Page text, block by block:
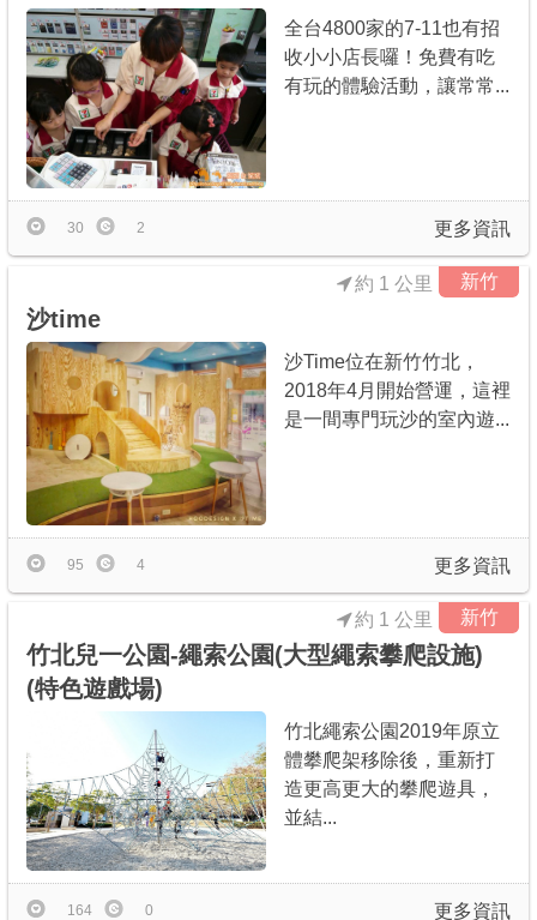
全台4800家的7-11也有招
收小小店長囉！免費有吃
有玩的體驗活動，讓常常...
更多資訊
30 2
新竹
沙time
約 1 公里
沙Time位在新竹竹北，
2018年4月開始營運，這裡
是一間專門玩沙的室內遊...
更多資訊
95 4
新竹
竹北兒一公園-繩索公園(大型繩索攀爬設施)
(特色遊戲場)
約 1 公里
竹北繩索公園2019年原立
體攀爬架移除後，重新打
造更高更大的攀爬遊具，
並結...
更多資訊
164 0